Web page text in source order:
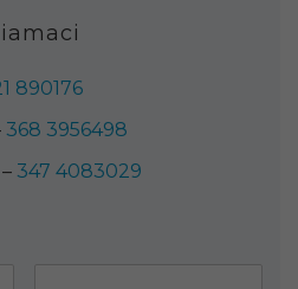
890176
368 3956498
347 4083029